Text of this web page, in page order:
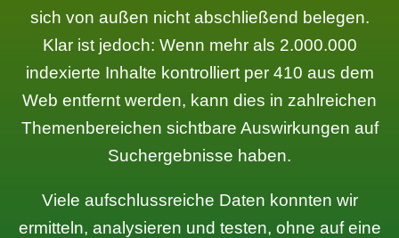
sich von außen nicht abschließend belegen.
Klar ist jedoch: Wenn mehr als 2.000.000
indexierte Inhalte kontrolliert per 410 aus dem
Web entfernt werden, kann dies in zahlreichen
Themenbereichen sichtbare Auswirkungen auf
Suchergebnisse haben.
Viele aufschlussreiche Daten konnten wir
ermitteln, analysieren und testen, ohne auf eine